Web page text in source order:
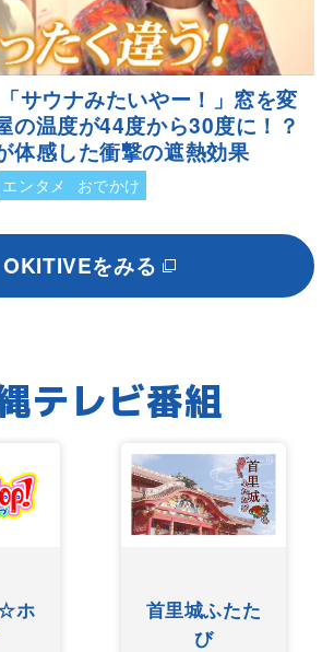
サウナみたいやー！」窓を変
の温度が44度から30度に！？
体感した衝撃の遮熱効果
エンタメ おでかけ
OKITIVEをみる
テレビ番組
ホ
首里城ふたた
び